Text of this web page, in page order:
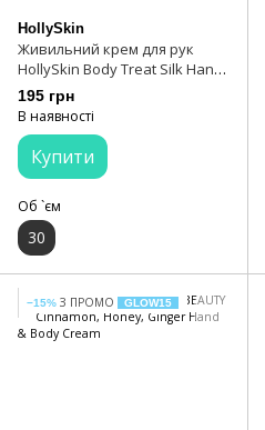
HollySkin
Живильний крем для рук
HollySkin Body Treat Silk Hand
Cream
195 грн
В наявності
Купити
Об `єм
30
−15% З ПРОМО GLOW15